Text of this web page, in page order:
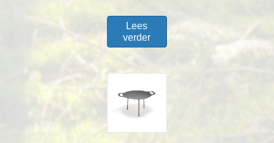
Lees
verder